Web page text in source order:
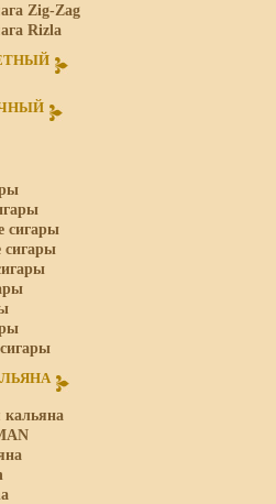
Zig-Zag
Rizla
сигары
сигары
кальяна